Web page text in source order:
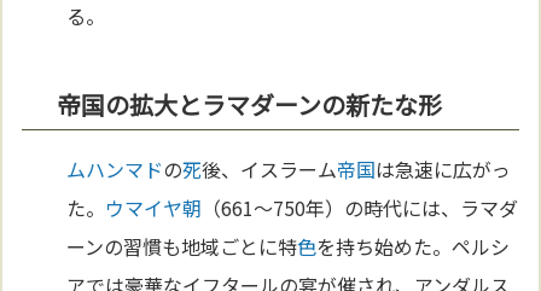
る。
帝国の拡大とラマダーンの新たな形
ムハンマドの死後、イスラーム帝国は急速に広がっ
た。 ウマイヤ朝 （661〜750年）の時代には、ラマダ
ーンの習慣も地域ごとに特色を持ち始めた。ペルシ
アでは豪華なイフタールの宴が催され、アンダルス